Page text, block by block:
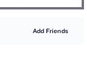
Add Friends